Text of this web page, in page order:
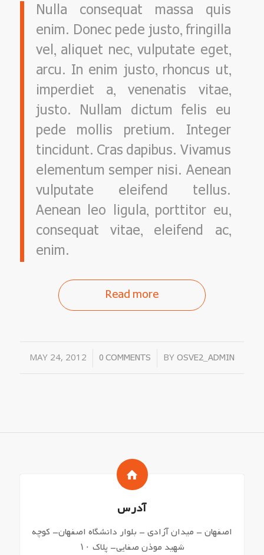
Nulla consequat massa quis
enim. Donec pede justo, fringilla
vel, aliquet nec, vulputate eget,
arcu. In enim justo, rhoncus ut,
imperdiet a, venenatis vitae,
justo. Nullam dictum felis eu
pede mollis pretium. Integer
tincidunt. Cras dapibus. Vivamus
elementum semper nisi. Aenean
vulputate eleifend tellus.
Aenean leo ligula, porttitor eu,
consequat vitae, eleifend ac,
enim.
Read more
MAY 24, 2012
/ 0 COMMENTS
/ BY OSVE2_ADMIN
آدرس
اصفهان – میدان آزادی – بلوار دانشگاه اصفهان- کوچه
شهید موذن صفایی- پلاک ۱۰